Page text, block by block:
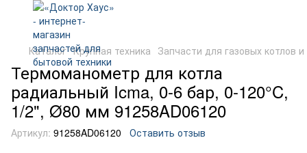
Каталог Крупная техника Запчасти для газовых котлов и
Термоманометр для котла
радиальный Icma, 0-6 бар, 0-120°C,
1/2", Ø80 мм 91258AD06120
Артикул: 91258AD06120 Оставить отзыв